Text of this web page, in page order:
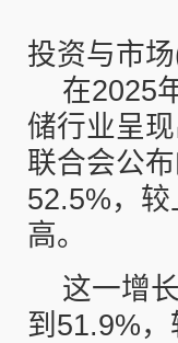
投资与市场
在2025
储行业呈
联合会公
52.5%，
高。
这一增
到51.9%